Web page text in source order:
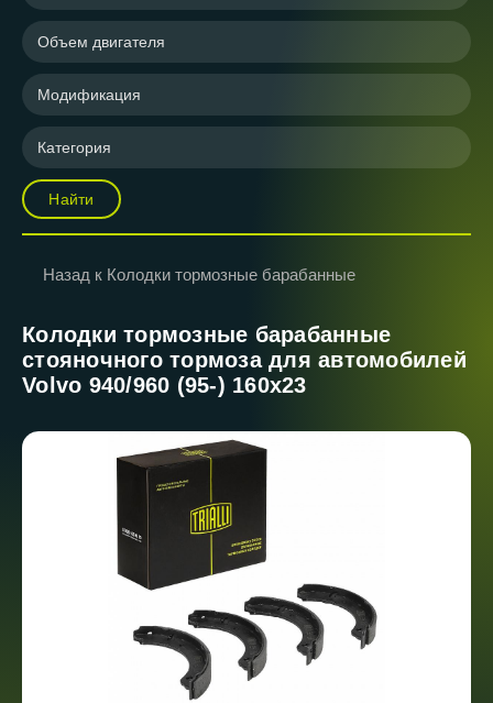
Объем двигателя
Модификация
Категория
Найти
Назад к Колодки тормозные барабанные
Колодки тормозные барабанные
стояночного тормоза для автомобилей
Volvo 940/960 (95-) 160x23